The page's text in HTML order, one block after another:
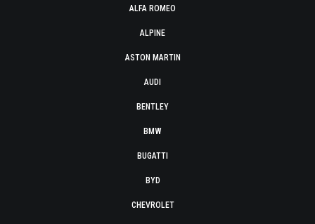
ALFA ROMEO
ALPINE
ASTON MARTIN
AUDI
BENTLEY
BMW
BUGATTI
BYD
CHEVROLET